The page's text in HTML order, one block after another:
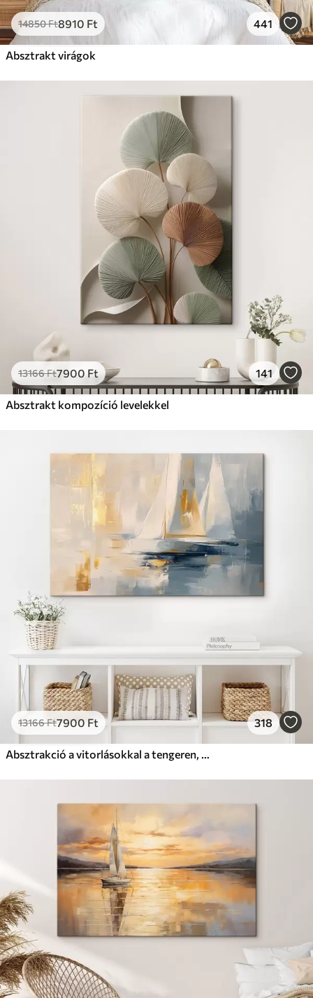
14850Ft8910 Ft 441
Absztrakt virágok
13166Ft7900 Ft 141
Absztrakt kompozíció levelekkel
13166Ft7900 Ft 318
Absztrakció a vitorlásokkal a tengeren, akril stílusban, naplemente